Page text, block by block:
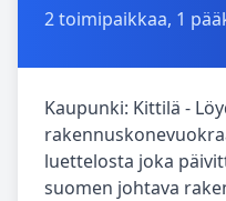
2 toimipaikkaa, 1
Kaupunki: Kittilä -
luettelosta joka
suomen johtava